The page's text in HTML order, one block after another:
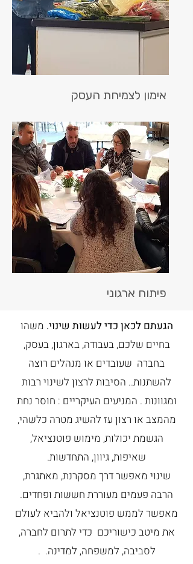
אימון לצמיחת העסק
פיתוח ארגוני
הגעתם לכאן כדי לעשות שינוי. משהו
בחיים שלכם, בעבודה, בארגון, בעסק,
בחברה שעובדים או מנהלים רוצה
להשתנות.. הסיבות לרצון לשינוי רבות
ומגוונות . המניעים העיקריים : חוסר נחת
מהמצב או רצון עז להשיג מטרה כלשהי,
הגשמת יכולות, מימוש פוטנציאל,
שאיפות, גיוון, התחדשות.
שינוי מאפשר דרך מסקרנת, מאתגרת,
הרבה פעמים מעוררת חששות ופחדים.
מאפשר לממש פוטנציאל ולהביא לעולם
את מיטב כישוריכם כדי לתרום לחברה,
לסביבה, למשפחה, למדינה. .